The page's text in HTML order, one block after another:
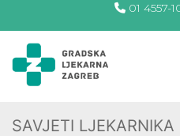
01 4557-
SAVJETI LJEKARNIKA